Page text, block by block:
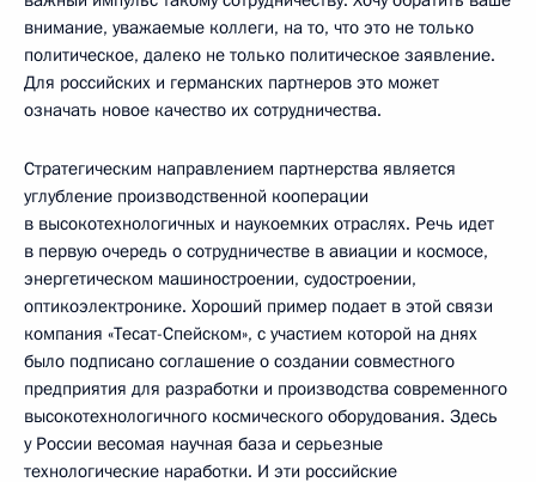
внимание, уважаемые коллеги, на то, что это не только
политическое, далеко не только политическое заявление.
Для российских и германских партнеров это может
означать новое качество их сотрудничества.
Стратегическим направлением партнерства является
углубление производственной кооперации
в высокотехнологичных и наукоемких отраслях. Речь идет
в первую очередь о сотрудничестве в авиации и космосе,
энергетическом машиностроении, судостроении,
оптикоэлектронике. Хороший пример подает в этой связи
компания «Тесат-Спейском», с участием которой на днях
было подписано соглашение о создании совместного
предприятия для разработки и производства современного
высокотехнологичного космического оборудования. Здесь
у России весомая научная база и серьезные
технологические наработки. И эти российские